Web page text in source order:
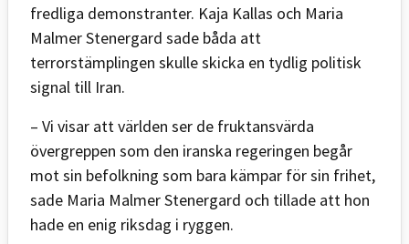
fredliga demonstranter. Kaja Kallas och Maria
Malmer Stenergard sade båda att
terrorstämplingen skulle skicka en tydlig politisk
signal till Iran.
– Vi visar att världen ser de fruktansvärda
övergreppen som den iranska regeringen begår
mot sin befolkning som bara kämpar för sin frihet,
sade Maria Malmer Stenergard och tillade att hon
hade en enig riksdag i ryggen.